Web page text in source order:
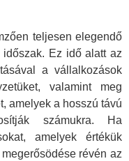
teljesen elegendő
Ez idő alatt az
a vállalkozások
valamint meg
amelyek a hosszú távú
számukra. Ha
amelyek értékük
révén az